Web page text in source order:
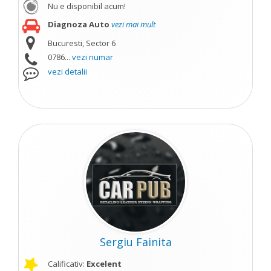
Nu e disponibil acum!
Diagnoza Auto vezi mai mult
Bucuresti, Sector 6
0786... vezi numar
vezi detalii
Sergiu Fainita
Calificativ: Excelent